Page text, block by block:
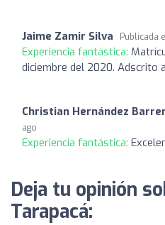
Jaime Zamir Silva Publicada
Experiencia fantástica:
diciembre del 2020. Adscrito
Christian Hernández
ago
Experiencia fantástica:
Deja tu opinión
Tarapacá: